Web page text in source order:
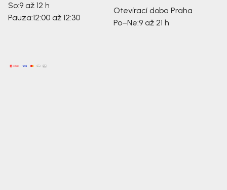
So:9 až 12 h
Pauza:12:00 až 12:30
Otevírací doba Praha
Po–Ne:9 až 21 h